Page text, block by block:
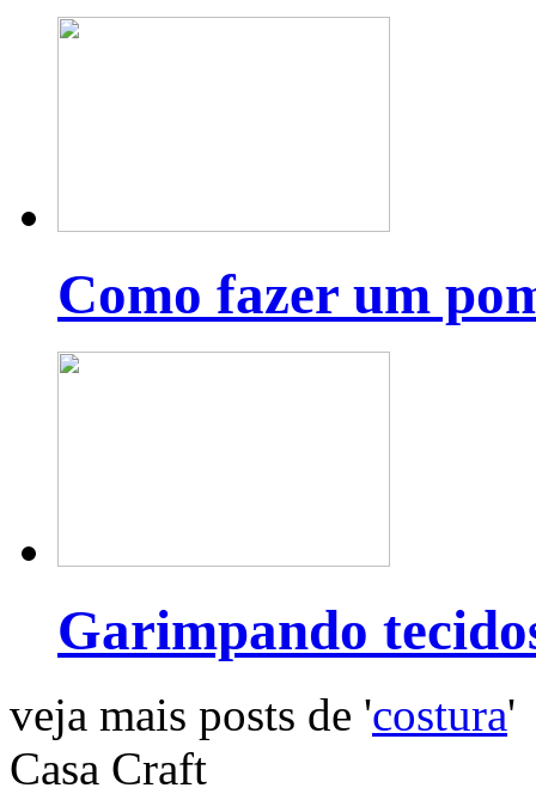
Como fazer um
Garimpando
veja mais posts de 'costura'
Casa Craft